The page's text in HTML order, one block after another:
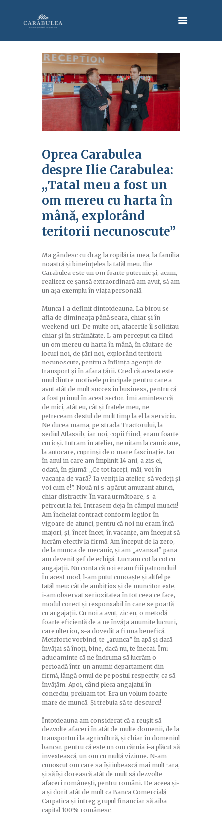
Oprea Carabulea
despre Ilie Carabulea:
,,Tatal meu a fost un
om mereu cu harta în
mână, explorând
teritorii necunoscute”
Ma gândesc cu drag la copilăria mea, la familia
noastră și bineînțeles la tatăl meu. Ilie
Carabulea este un om foarte puternic și, acum,
realizez ce șansă extraordinară am avut, să am
un așa exemplu în viața personală.
Munca l-a definit dintotdeauna. La birou se
afla de dimineața până seara, chiar și în
weekend-uri. De multe ori, afacerile îl solicitau
chiar și în străinătate. L-am perceput ca fiind
un om mereu cu harta în mână, în căutare de
locuri noi, de țări noi, explorând teritorii
necunoscute, pentru a înființa agenții de
transport și în afara țării. Cred că acesta este
unul dintre motivele principale pentru care a
avut atât de mult succes în business, pentru că
a fost primul în acest sector. Îmi amintesc că
de mici, atât eu, cât și fratele meu, ne
petreceam destul de mult timp la el la serviciu.
Ne ducea mama, pe strada Tractorului, la
sediul Atlassib, iar noi, copii fiind, eram foarte
curioși. Intram în atelier, ne uitam la camioane,
la autocare, cuprinși de o mare fascinație. Iar
în anul in care am împlinit 14 ani, a zis el,
odată, în glumă: ,,Ce tot faceți, măi, voi în
vacanța de vară? Ia veniți la atelier, să vedeți și
voi cum e!”. Nouă ni s-a părut amuzant atunci,
chiar distractiv. În vara următoare, s-a
petrecut la fel. Intrasem deja în câmpul muncii!
Am încheiat contract conform legilor în
vigoare de atunci, pentru că noi nu eram încă
majori, și, încet-încet, în vacanțe, am început să
lucrăm efectiv la firmă. Am început de la zero,
de la munca de mecanic, și am „avansat” pana
am devenit șef de echipă. Lucram cot la cot cu
angajații. Nu conta că noi eram fiii patronului!
În acest mod, l-am putut cunoaște și altfel pe
tatăl meu: cât de ambițios și de muncitor este,
i-am observat seriozitatea în tot ceea ce face,
modul corect și responsabil în care se poartă
cu angajații. Cu noi a avut, zic eu, o metodă
foarte eficientă de a ne învăța anumite lucruri,
care ulterior, s-a dovedit a fi una benefică.
Metaforic vorbind, te „arunca” în apă și dacă
învățai să înoți, bine, dacă nu, te înecai. Îmi
aduc aminte că ne îndruma să lucrăm o
perioadă într-un anumit departament din
firmă, lângă omul de pe postul respectiv, ca să
învățăm. Apoi, când pleca angajatul în
concediu, preluam tot. Era un volum foarte
mare de muncă. Și trebuia să te descurci!
Întotdeauna am considerat că a reușit să
dezvolte afaceri în atât de multe domenii, de la
transporturi la agricultură, și chiar în domeniul
bancar, pentru că este un om căruia i-a plăcut să
investească, un om cu multă viziune. N-am
cunoscut om care sa își iubească mai mult țara,
și să își dorească atât de mult să dezvolte
afaceri românești, pentru români. De aceea și-
a și dorit atât de mult ca Banca Comercială
Carpatica și intreg grupul financiar să aiba
capital 100% românesc.